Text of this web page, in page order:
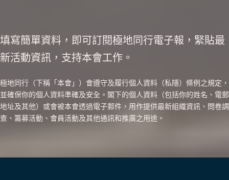
填寫簡單資料，即可訂閱極地同行電子報，緊貼最
新活動資訊，支持本會工作。
極地同行（下稱「本會」）會遵守及履行個人資料（私隱）條例之規定，
並確保你的個人資料準確及安全。閣下的個人資料（包括你的姓名、電郵
地址及其他）或會被本會透過電子郵件，用作提供最新組織資訊、問卷調
查、籌募活動、會員活動及其他通訊和推廣之用途。